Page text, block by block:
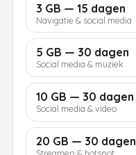
3 GB — 15 dagen
Navigatie & social media
5 GB — 30 dagen
Social media & muziek
10 GB — 30 dagen
Social media & video
20 GB — 30 dagen